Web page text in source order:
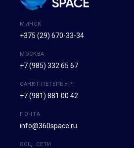
МИНСК
+375 (29) 670-33-34
МОСКВА
+7 (985) 332 65 67
САНКТ-ПЕТЕРБУРГ
+7 (981) 881 00 42
ПОЧТА
info@360space.ru
СОЦ. СЕТИ